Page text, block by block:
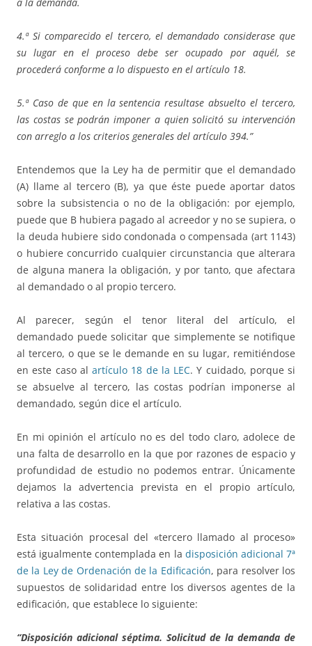
4.ª Si comparecido el tercero, el demandado considerase que
su lugar en el proceso debe ser ocupado por aquél, se
procederá conforme a lo dispuesto en el artículo 18.
5.ª Caso de que en la sentencia resultase absuelto el tercero,
las costas se podrán imponer a quien solicitó su intervención
con arreglo a los criterios generales del artículo 394.”
Entendemos que la Ley ha de permitir que el demandado
(A) llame al tercero (B), ya que éste puede aportar datos
sobre la subsistencia o no de la obligación: por ejemplo,
puede que B hubiera pagado al acreedor y no se supiera, o
la deuda hubiere sido condonada o compensada (art 1143)
o hubiere concurrido cualquier circunstancia que alterara
de alguna manera la obligación, y por tanto, que afectara
al demandado o al propio tercero.
Al parecer, según el tenor literal del artículo, el
demandado puede solicitar que simplemente se notifique
al tercero, o que se le demande en su lugar, remitiéndose
en este caso al artículo 18 de la LEC. Y cuidado, porque si
se absuelve al tercero, las costas podrían imponerse al
demandado, según dice el artículo.
En mi opinión el artículo no es del todo claro, adolece de
una falta de desarrollo en la que por razones de espacio y
profundidad de estudio no podemos entrar. Únicamente
dejamos la advertencia prevista en el propio artículo,
relativa a las costas.
Esta situación procesal del «tercero llamado al proceso»
está igualmente contemplada en la disposición adicional 7ª
de la Ley de Ordenación de la Edificación, para resolver los
supuestos de solidaridad entre los diversos agentes de la
edificación, que establece lo siguiente:
“Disposición adicional séptima. Solicitud de la demanda de